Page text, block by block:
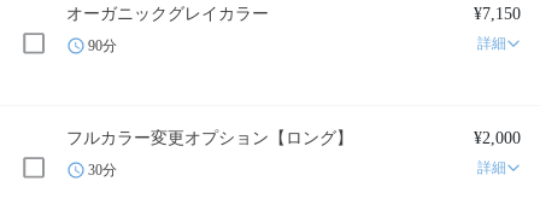
オーガニックグレイカラー ¥7,150
90分 詳細
フルカラー変更オプション【ロング】 ¥2,000
30分 詳細